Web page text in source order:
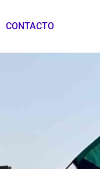
CONTACTO